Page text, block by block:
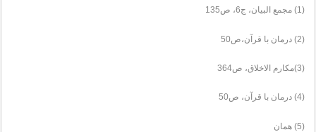
(1) مجمع البيان، ج6، ص135
(2) درمان با قرآن،ص50
(3)مكارم الاخلاق، ص364
(4) درمان با قرآن، ص50
(5) همان